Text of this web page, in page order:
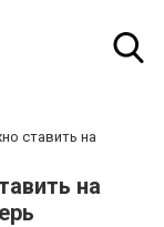
ставить на
на